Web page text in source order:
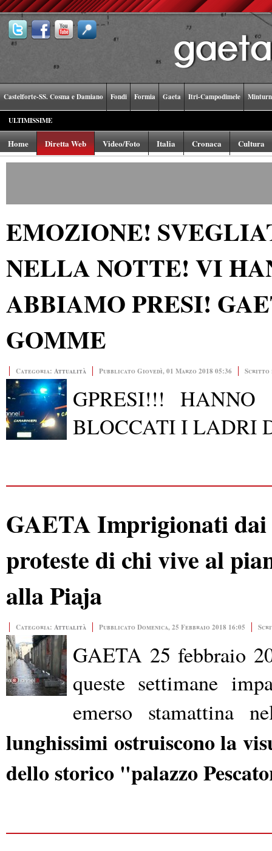
Castelforte-SS. Cosma e Damiano Fondi Formia Gaeta Itri-Campodimele
ULTIMISSIME
Home Diretta Web Video/Foto Italia Cronaca Cultura
EMOZIONE!
NELLA NOTTE! VI
ABBIAMO PRESI!
GOMME
Categoria: Attualità Pubblicato Giovedì, 01 Marzo 2018 05:36 Scritto
GPRESI!!!
BLOCCATI I LADRI
GAETA Imprigionati
proteste di chi vive al
alla Piaja
Categoria: Attualità Pubblicato Domenica, 25 Febbraio 2018 16:05
GAETA 25 febbraio
queste settimane
emerso stamattina
lunghissimi ostruiscono la
dello storico "palazzo